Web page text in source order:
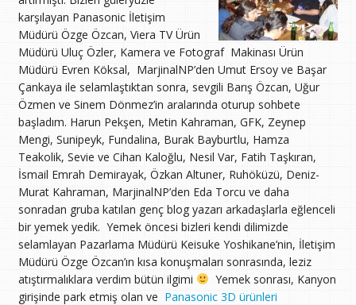
karşılayan Panasonic İletişim
Müdürü Özge Özcan, Viera TV Ürün
Müdürü Uluç Özler, Kamera ve Fotograf Makinası Ürün
Müdürü Evren Köksal, MarjinalNP’den Umut Ersoy ve Başar
Çankaya ile selamlaştıktan sonra, sevgili Barış Özcan, Uğur
Özmen ve Sinem Dönmez’in aralarında oturup sohbete
başladım. Harun Pekşen, Metin Kahraman, GFK, Zeynep
Mengi, Sunipeyk, Fundalina, Burak Bayburtlu, Hamza
Teakolik, Sevie ve Cihan Kaloğlu, Nesil Var, Fatih Taşkıran,
İsmail Emrah Demirayak, Özkan Altuner, Ruhöküzü, Deniz-
Murat Kahraman, MarjinalNP’den Eda Torcu ve daha
sonradan gruba katılan genç blog yazarı arkadaşlarla eğlenceli
bir yemek yedik. Yemek öncesi bizleri kendi dilimizde
selamlayan Pazarlama Müdürü Keisuke Yoshikane’nin, İletişim
Müdürü Özge Özcan’ın kısa konuşmaları sonrasında, leziz
atıştırmalıklara verdim bütün ilgimi
Yemek sonrası, Kanyon
girişinde park etmiş olan ve Panasonic 3D ürünleri